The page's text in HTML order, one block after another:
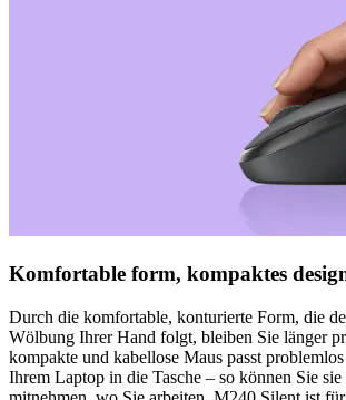
Komfortable form, kompaktes
Durch die komfortable, konturierte Form, die
Wölbung Ihrer Hand folgt, bleiben Sie länger
kompakte und kabellose Maus passt
Ihrem Laptop in die Tasche – so können Sie